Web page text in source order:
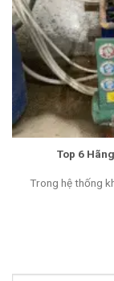
Top 6
Trong hệ thống